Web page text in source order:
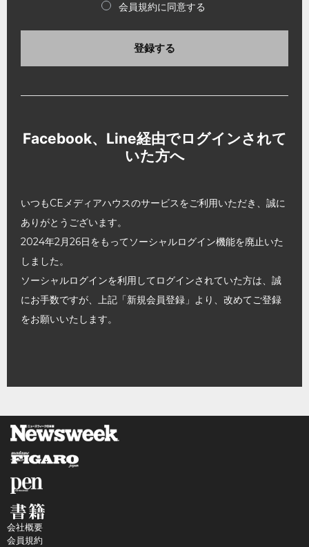
会員規約に同意する
登録する
Facebook、Line経由でログインされて
いた方へ
いつもCEメディアハウスのサービスをご利用いただき、誠に
ありがとうございます。
2024年2月26日をもってソーシャルログイン機能を廃止いた
しました。
ソーシャルログインを利用してログインされていた方は、誠
にお手数ですが、上記「新規会員登録」より、改めてご登録
をお願いいたします。
会社概要
会員規約